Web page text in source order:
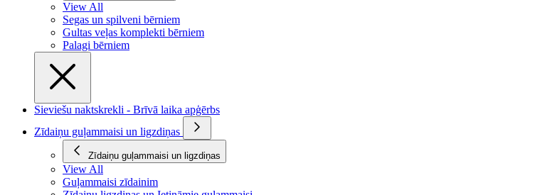
View All
Segas un spilveni bērniem
Gultas veļas komplekti bērniem
Palagi bērniem
Sieviešu naktskrekli - Brīvā laika apģērbs
Zīdaiņu guļammaisi un ligzdiņas
Zīdaiņu guļammaisi un ligzdiņas
View All
Guļammaisi zīdainim